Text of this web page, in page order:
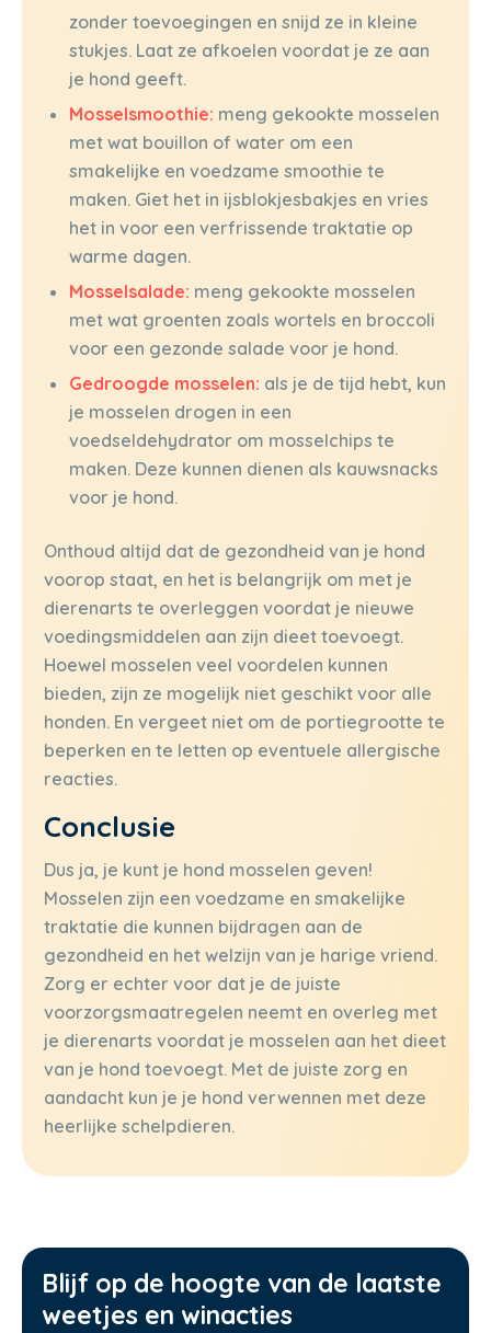
zonder toevoegingen en snijd ze in kleine
stukjes. Laat ze afkoelen voordat je ze aan
je hond geeft.
Mosselsmoothie: meng gekookte mosselen
met wat bouillon of water om een
smakelijke en voedzame smoothie te
maken. Giet het in ijsblokjesbakjes en vries
het in voor een verfrissende traktatie op
warme dagen.
Mosselsalade: meng gekookte mosselen
met wat groenten zoals wortels en broccoli
voor een gezonde salade voor je hond.
Gedroogde mosselen: als je de tijd hebt, kun
je mosselen drogen in een
voedseldehydrator om mosselchips te
maken. Deze kunnen dienen als kauwsnacks
voor je hond.
Onthoud altijd dat de gezondheid van je hond
voorop staat, en het is belangrijk om met je
dierenarts te overleggen voordat je nieuwe
voedingsmiddelen aan zijn dieet toevoegt.
Hoewel mosselen veel voordelen kunnen
bieden, zijn ze mogelijk niet geschikt voor alle
honden. En vergeet niet om de portiegrootte te
beperken en te letten op eventuele allergische
reacties.
Conclusie
Dus ja, je kunt je hond mosselen geven!
Mosselen zijn een voedzame en smakelijke
traktatie die kunnen bijdragen aan de
gezondheid en het welzijn van je harige vriend.
Zorg er echter voor dat je de juiste
voorzorgsmaatregelen neemt en overleg met
je dierenarts voordat je mosselen aan het dieet
van je hond toevoegt. Met de juiste zorg en
aandacht kun je je hond verwennen met deze
heerlijke schelpdieren.
Blijf op de hoogte van de laatste
weetjes en winacties